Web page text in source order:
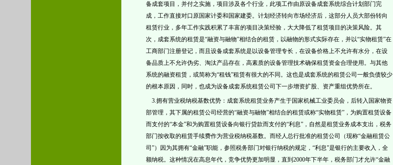
备成套项目，并付之实施，项目涉及各个行业，此项工作由原设备成套系统综合计划部门完
成，工作直接对口原国家计委和国家建委。计划经济转向市场经济后，这部分人员大部份转向
租赁行业，多年工作实践积累了丰富的项目决策经验，大大降低了租赁项目的决策风险。其
次，成套系统的租赁是“融资与融物”相结合的租赁，以融物的形式实际存在，并以“实物租赁”在
工商部门注册登记，而且 设备成套系统是以设备管理专长，在设备价格上不允许有水分，在设
备品质上不允许伪劣、淘汰产品存在，高素质的设备管理技术确保租赁资金合理使用。与其他
系统的融资租赁，或简称为“租钱”租赁有很大的不同。这也是成套系统的租赁公司一般负债较少
的根本原因，同时，也成为设备成套系统租赁公司下一步增资扩股、资产重组优势所在。
3.拥有营业税纳税基数优势：成套系统租赁业务产生于国家机械工业委员会，后转入国家物资
部管理，其下属的租赁公司经营的“融资与融物”相结合的租赁或称“实物租赁”，为购置租赁设备
而支付的“本金”和为购置租赁设备向银行贷款而支付的“利息”，自然是租赁业务成本支出，税务
部门按收取的租赁手续费作为营业税纳税基数。而经人总行批准的租赁公司（现称“金融租赁公
司”）因为其拥有“金融”职能，参照税务部门对银行纳税的规定，“利息”是银行的主要收入，全
额纳税。这种情况在高息年代，竞争优势更加明显，直到2000年下半年，税务部门才允许“金融